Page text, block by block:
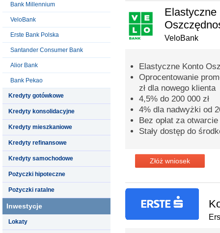
Bank Millennium
VeloBank
Erste Bank Polska
Santander Consumer Bank
Alior Bank
Bank Pekao
Kredyty gotówkowe
Kredyty konsolidacyjne
Kredyty mieszkaniowe
Kredyty refinansowe
Kredyty samochodowe
Pożyczki hipoteczne
Pożyczki ratalne
Inwestycje
Lokaty
Elastyczne
VeloBank
Elastyczne Konto
Oprocentowanie
zł dla nowego klienta
4,5% do 200 000 zł
4% dla nadwyżki od
Bez opłat za
Stały dostęp do
Złóż wniosek